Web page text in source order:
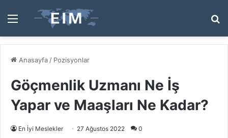
Menü
...
Anasayfa / Pozisyonlar
Göçmenlik Uzmanı Ne İş
Yapar ve Maaşları Ne Kadar?
En İyi Meslekler 27 Ağustos 2022 0